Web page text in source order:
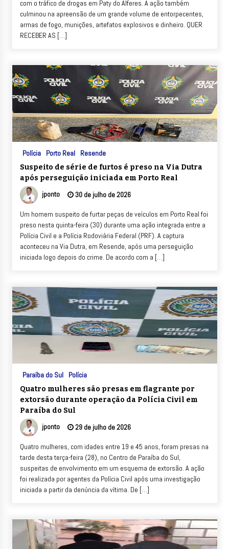
com o tráfico de drogas em Paty do Alferes. A ação também
culminou na apreensão de um grande volume de entorpecentes,
armas de fogo, munições, artefatos explosivos e dinheiro. QUER
RECEBER AS […]
Polícia Porto Real Resende
Suspeito de série de furtos é preso na Via Dutra
após perseguição iniciada em Porto Real
jponto 30 de julho de 2026
Um homem suspeito de furtar peças de veículos em Porto Real foi
preso nesta quinta-feira (30) durante uma ação integrada entre a
Polícia Civil e a Polícia Rodoviária Federal (PRF). A captura
aconteceu na Via Dutra, em Resende, após uma perseguição
iniciada logo depois do crime. De acordo com a […]
Paraíba do Sul Polícia
Quatro mulheres são presas em flagrante por
extorsão durante operação da Polícia Civil em
Paraíba do Sul
jponto 29 de julho de 2026
Quatro mulheres, com idades entre 19 e 45 anos, foram presas na
tarde desta terça-feira (28), no Centro de Paraíba do Sul,
suspeitas de envolvimento em um esquema de extorsão. A ação
foi realizada por agentes da Polícia Civil após uma investigação
iniciada a partir da denúncia da vítima. De […]